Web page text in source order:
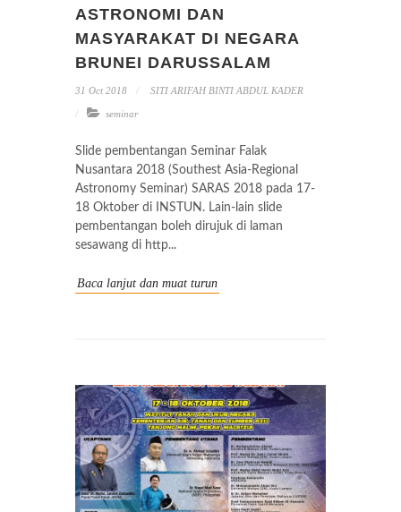
ASTRONOMI DAN
MASYARAKAT DI NEGARA
BRUNEI DARUSSALAM
31 Oct 2018 SITI ARIFAH BINTI ABDUL KADER
seminar
Slide pembentangan Seminar Falak
Nusantara 2018 (Southest Asia-Regional
Astronomy Seminar) SARAS 2018 pada 17-
18 Oktober di INSTUN. Lain-lain slide
pembentangan boleh dirujuk di laman
sesawang di http...
Baca lanjut dan muat turun